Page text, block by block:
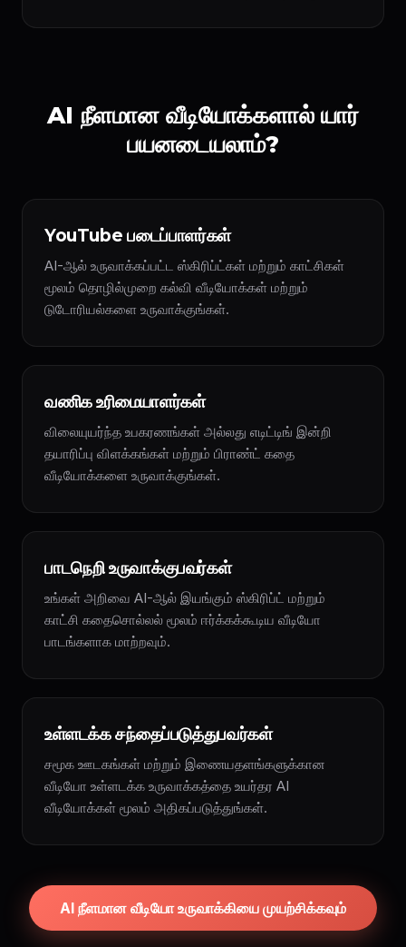
AI நீளமான வீடியோக்களால் யார்
பயனடையலாம்?
YouTube படைப்பாளர்கள்
AI-ஆல் உருவாக்கப்பட்ட ஸ்கிரிப்ட்கள் மற்றும் காட்சிகள்
மூலம் தொழில்முறை கல்வி வீடியோக்கள் மற்றும்
டுடோரியல்களை உருவாக்குங்கள்.
வணிக உரிமையாளர்கள்
விலையுயர்ந்த உபகரணங்கள் அல்லது எடிட்டிங் இன்றி
தயாரிப்பு விளக்கங்கள் மற்றும் பிராண்ட் கதை
வீடியோக்களை உருவாக்குங்கள்.
பாடநெறி உருவாக்குபவர்கள்
உங்கள் அறிவை AI-ஆல் இயங்கும் ஸ்கிரிப்ட் மற்றும்
காட்சி கதைசொல்லல் மூலம் ஈர்க்கக்கூடிய வீடியோ
பாடங்களாக மாற்றவும்.
உள்ளடக்க சந்தைப்படுத்துபவர்கள்
சமூக ஊடகங்கள் மற்றும் இணையதளங்களுக்கான
வீடியோ உள்ளடக்க உருவாக்கத்தை உயர்தர AI
வீடியோக்கள் மூலம் அதிகப்படுத்துங்கள்.
AI நீளமான வீடியோ உருவாக்கியை முயற்சிக்கவும்